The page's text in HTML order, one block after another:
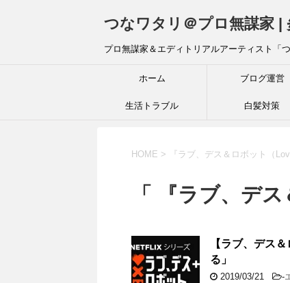
つなワタリ＠プロ無謀家 |
プロ無謀家＆エディトリアルアーティスト「
ホーム ブログ運営
生活トラブル 白髪対策
HOME > 『ラブ、デス＆ロボット（
「 『ラブ、デ
【ラブ、デス
る」
2019/03/21 -